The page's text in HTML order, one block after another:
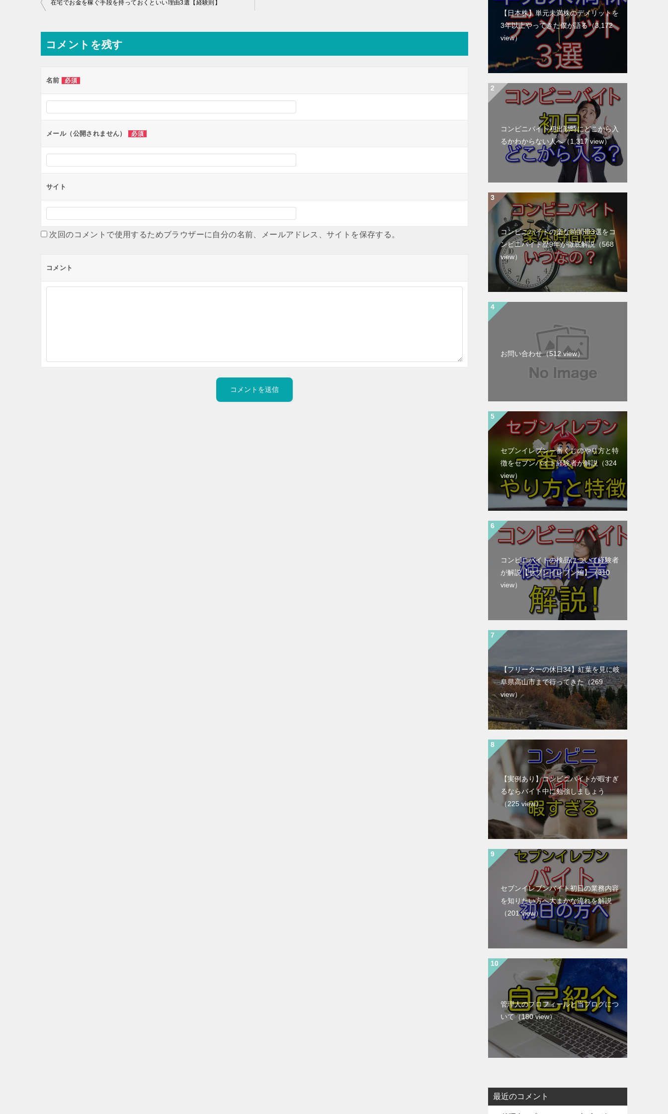
ナ
ビ
ー
ョ
ン
在宅でお金を稼ぐ手段を持っておくといい理由3選【経験則】
コメントを残す
名前 必須
メール（公開されません） 必須
サイト
次回のコメントで使用するためブラウザーに自分の名前、メールアドレス、サイトを保存する。
コメント
【日本株】単元未満株のデメリットを
3年以上やってきた僕が語る（3,172
view）
コンビニバイト初出勤時にどこから入
るかわからない人へ（1,317 view）
コンビニバイトの楽な時間帯3選をコ
ンビニバイト歴9年が徹底解説（568
view）
お問い合わせ（512 view）
セブンイレブン一番くじのやり方と特
徴をセブンバイト経験者が解説（324
view）
コンビニバイトの検品について経験者
が解説【セブンイレブン編】（310
view）
【フリーターの休日34】紅葉を見に岐
阜県高山市まで行ってきた（269
view）
【実例あり】コンビニバイトが暇すぎ
るならバイト中に勉強しましょう
（225 view）
セブンイレブンバイト初日の業務内容
を知りたい方へ大まかな流れを解説
（201 view）
管理人のプロフィールと当ブログにつ
いて（180 view）
最近のコメント